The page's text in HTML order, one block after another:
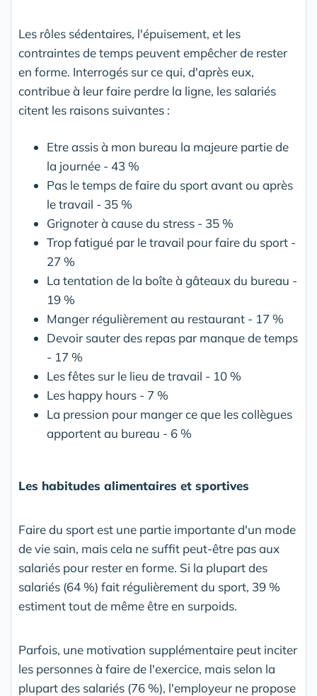
Les rôles sédentaires, l'épuisement, et les
contraintes de temps peuvent empêcher de rester
en forme. Interrogés sur ce qui, d'après eux,
contribue à leur faire perdre la ligne, les salariés
citent les raisons suivantes :
Etre assis à mon bureau la majeure partie de
la journée - 43 %
Pas le temps de faire du sport avant ou après
le travail - 35 %
Grignoter à cause du stress - 35 %
Trop fatigué par le travail pour faire du sport -
27 %
La tentation de la boîte à gâteaux du bureau -
19 %
Manger régulièrement au restaurant - 17 %
Devoir sauter des repas par manque de temps
- 17 %
Les fêtes sur le lieu de travail - 10 %
Les happy hours - 7 %
La pression pour manger ce que les collègues
apportent au bureau - 6 %
Les habitudes alimentaires et sportives
Faire du sport est une partie importante d'un mode
de vie sain, mais cela ne suffit peut-être pas aux
salariés pour rester en forme. Si la plupart des
salariés (64 %) fait régulièrement du sport, 39 %
estiment tout de même être en surpoids.
Parfois, une motivation supplémentaire peut inciter
les personnes à faire de l'exercice, mais selon la
plupart des salariés (76 %), l'employeur ne propose